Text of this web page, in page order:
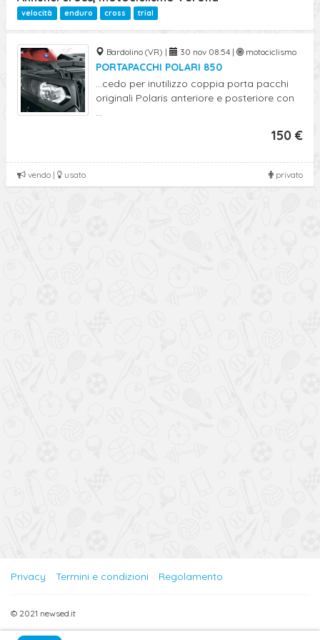
velocità enduro cross trial
Bardolino (VR) | 30 nov 08:54 | motociclismo
PORTAPACCHI POLARI 850
...cedo per inutilizzo coppia porta pacchi
originali Polaris anteriore e posteriore con
...
150 €
privato
vendo | usato
Privacy Termini e condizioni Regolamento
© 2021 newsed.it